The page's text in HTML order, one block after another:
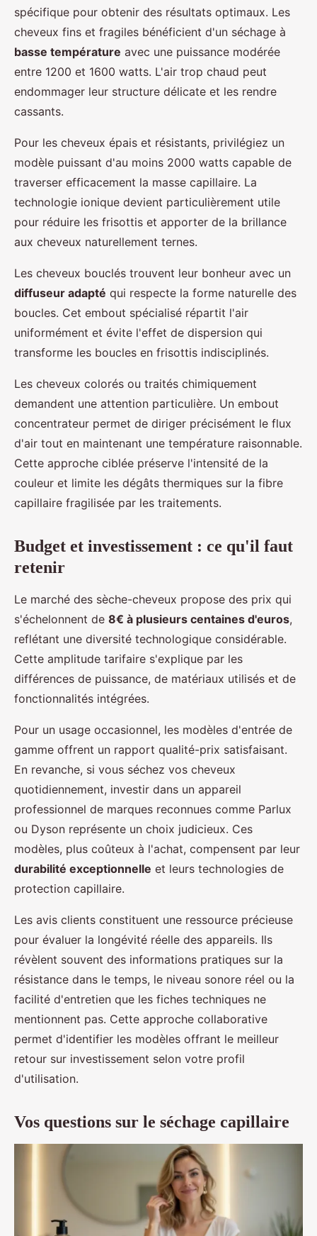
spécifique pour obtenir des résultats optimaux. Les
cheveux fins et fragiles bénéficient d'un séchage à
basse température avec une puissance modérée
entre 1200 et 1600 watts. L'air trop chaud peut
endommager leur structure délicate et les rendre
cassants.
Pour les cheveux épais et résistants, privilégiez un
modèle puissant d'au moins 2000 watts capable de
traverser efficacement la masse capillaire. La
technologie ionique devient particulièrement utile
pour réduire les frisottis et apporter de la brillance
aux cheveux naturellement ternes.
Les cheveux bouclés trouvent leur bonheur avec un
diffuseur adapté qui respecte la forme naturelle des
boucles. Cet embout spécialisé répartit l'air
uniformément et évite l'effet de dispersion qui
transforme les boucles en frisottis indisciplinés.
Les cheveux colorés ou traités chimiquement
demandent une attention particulière. Un embout
concentrateur permet de diriger précisément le flux
d'air tout en maintenant une température raisonnable.
Cette approche ciblée préserve l'intensité de la
couleur et limite les dégâts thermiques sur la fibre
capillaire fragilisée par les traitements.
Budget et investissement : ce qu'il faut
retenir
Le marché des sèche-cheveux propose des prix qui
s'échelonnent de 8€ à plusieurs centaines d'euros,
reflétant une diversité technologique considérable.
Cette amplitude tarifaire s'explique par les
différences de puissance, de matériaux utilisés et de
fonctionnalités intégrées.
Pour un usage occasionnel, les modèles d'entrée de
gamme offrent un rapport qualité-prix satisfaisant.
En revanche, si vous séchez vos cheveux
quotidiennement, investir dans un appareil
professionnel de marques reconnues comme Parlux
ou Dyson représente un choix judicieux. Ces
modèles, plus coûteux à l'achat, compensent par leur
durabilité exceptionnelle et leurs technologies de
protection capillaire.
Les avis clients constituent une ressource précieuse
pour évaluer la longévité réelle des appareils. Ils
révèlent souvent des informations pratiques sur la
résistance dans le temps, le niveau sonore réel ou la
facilité d'entretien que les fiches techniques ne
mentionnent pas. Cette approche collaborative
permet d'identifier les modèles offrant le meilleur
retour sur investissement selon votre profil
d'utilisation.
Vos questions sur le séchage capillaire